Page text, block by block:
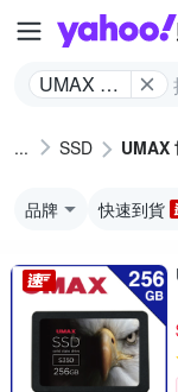
UMAX 世
SSD UMAX
品牌 快速到貨